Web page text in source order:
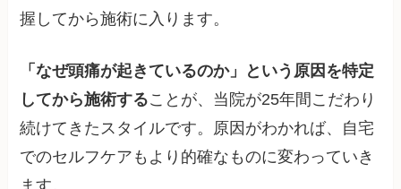
握してから施術に入ります。
「なぜ頭痛が起きているのか」という原因を特定
してから施術することが、当院が25年間こだわり
続けてきたスタイルです。原因がわかれば、自宅
でのセルフケアもより的確なものに変わっていき